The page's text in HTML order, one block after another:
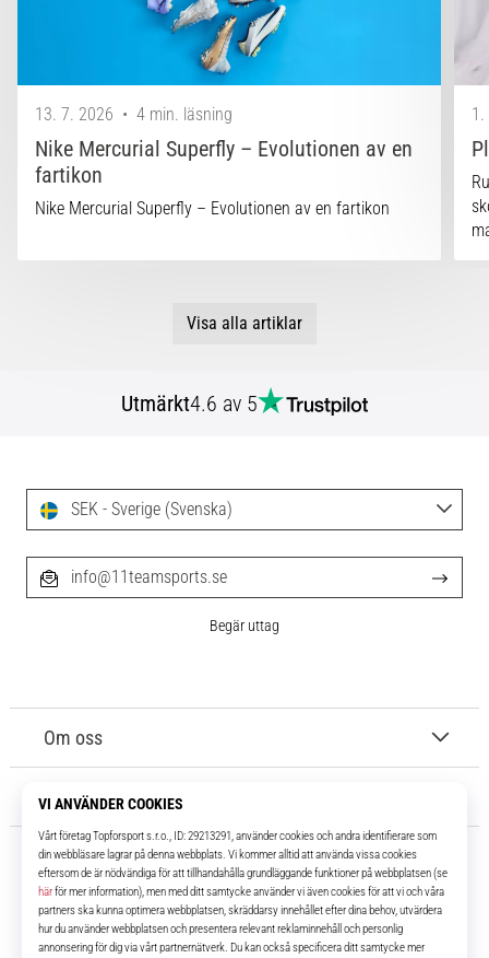
13. 7. 2026 • 4 min. läsning
Nike Mercurial Superfly – Evolutionen av en
fartikon
Nike Mercurial Superfly – Evolutionen av en fartikon
1.
Visa alla artiklar
Utmärkt4.6 av 5
11teamsports.se
I över 16 år har vi varit dina lagkamrater, vilket ger dig de bästa och
senaste fotbollsprodukterna.
Om oss
Kundtjänst
SEK - Sverige (Svenska)
info@11teamsports.se
Begär uttag